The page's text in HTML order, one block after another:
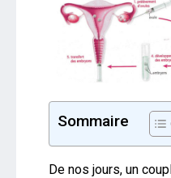
Sommaire
De nos jours, un